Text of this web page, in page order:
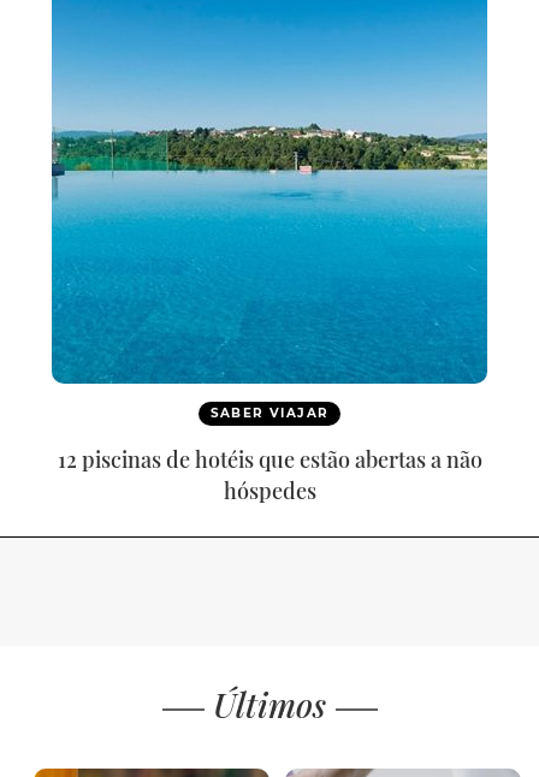
SABER VIAJAR
12 piscinas de hotéis que estão abertas a não
hóspedes
Últimos